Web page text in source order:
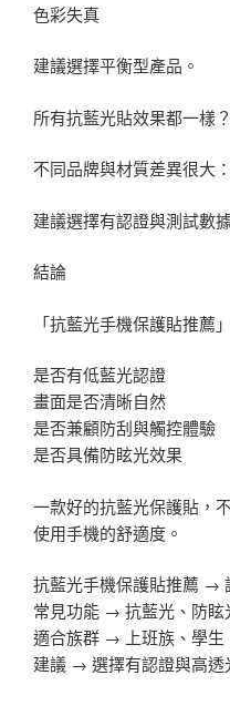
色彩失真
建議選擇平衡型產品。
所有抗藍光貼效果都一樣？
不同品牌與材質差異很大：
建議選擇有認證與測試數
結論
「抗藍光手機保護貼推薦
是否有低藍光認證
畫面是否清晰自然
是否兼顧防刮與觸控體驗
是否具備防眩光效果
一款好的抗藍光保護貼，
使用手機的舒適度。
抗藍光手機保護貼推薦 →
常見功能 → 抗藍光、防眩
適合族群 → 上班族、學生
建議 → 選擇有認證與高透